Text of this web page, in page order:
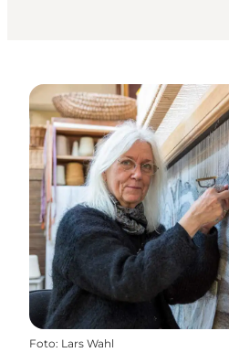
Foto: Lars Wahl